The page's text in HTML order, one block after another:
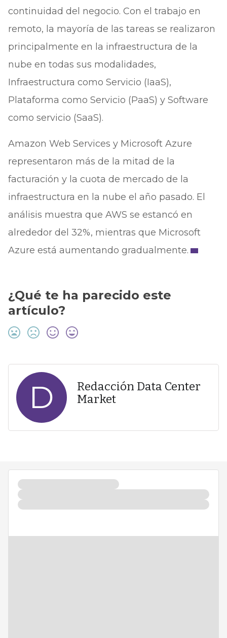
continuidad del negocio. Con el trabajo en
remoto, la mayoría de las tareas se realizaron
principalmente en la infraestructura de la
nube en todas sus modalidades,
Infraestructura como Servicio (IaaS),
Plataforma como Servicio (PaaS) y Software
como servicio (SaaS).
Amazon Web Services y Microsoft Azure
representaron más de la mitad de la
facturación y la cuota de mercado de la
infraestructura en la nube el año pasado. El
análisis muestra que AWS se estancó en
alrededor del 32%, mientras que Microsoft
Azure está aumentando gradualmente.
¿Qué te ha parecido este
artículo?
D
Redacción Data Center
Market